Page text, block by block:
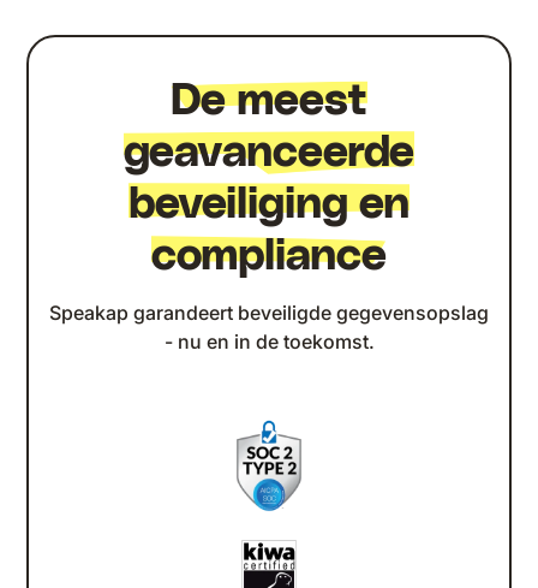
De meest
geavanceerde
beveiliging en
compliance
Speakap garandeert beveiligde gegevensopslag
- nu en in de toekomst.